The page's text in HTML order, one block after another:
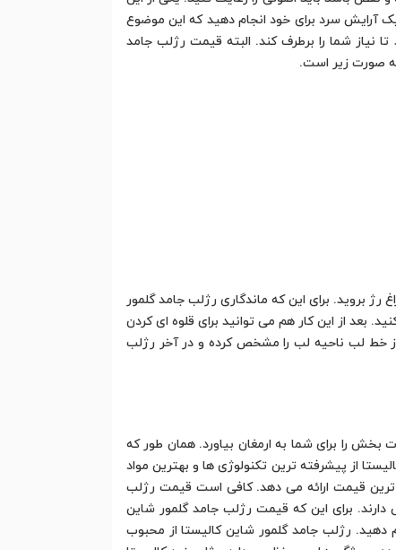
سرد برای خود انجام دهید که این موضوع
نیاز شما را برطرف کند. البته قیمت رژلب جامد
صورت زیر است.
بروید. برای این که ماندگاری رژلب جامد گلمور
بعد از این کار هم می توانید برای قلوه ای کردن
از خط لب ناحیه لب را مشخص کرده و در آخر رژلب
را برای شما به ارمغان بیاورد. همان طور که
از پیشرفته ترین تکنولوژی ها و بهترین مواد
ترین قیمت ارائه می دهد. کافی است قیمت رژلب
برای این که قیمت رژلب جامد گلمور شاین
دهید. رژلب جامد گلمور شاین کالیستا از محبوب